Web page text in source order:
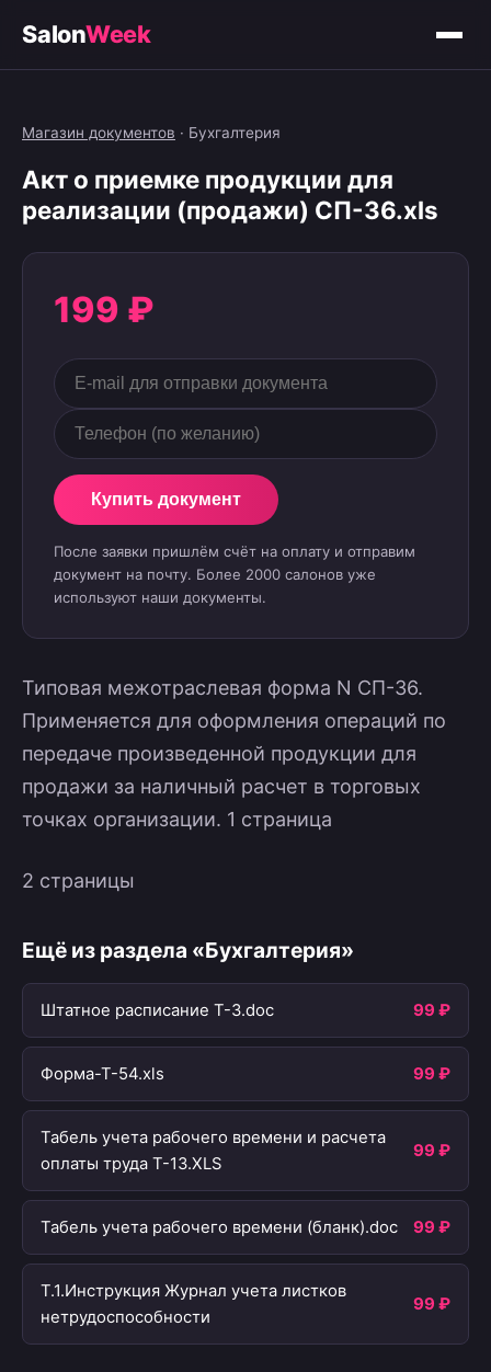
SalonWeek
Магазин документов · Бухгалтерия
Акт о приемке продукции для
реализации (продажи) СП-36.xls
199 ₽
Купить документ
После заявки пришлём счёт на оплату и отправим
документ на почту. Более 2000 салонов уже
используют наши документы.
Типовая межотраслевая форма N СП-36.
Применяется для оформления операций по
передаче произведенной продукции для
продажи за наличный расчет в торговых
точках организации. 1 страница
2 страницы
Ещё из раздела «Бухгалтерия»
Штатное расписание T-3.doc 99 ₽
Форма-Т-54.xls 99 ₽
Табель учета рабочего времени и расчета
оплаты труда Т-13.XLS
99 ₽
Табель учета рабочего времени (бланк).doc 99 ₽
Т.1.Инструкция Журнал учета листков
нетрудоспособности
99 ₽